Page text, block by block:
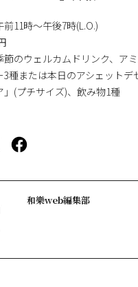
11時〜午後7時(L.O.)
節のウェルカムドリンク、ア
3種または本日のアシェットデ
」(プチサイズ)、飲み物1種
和樂web編集部